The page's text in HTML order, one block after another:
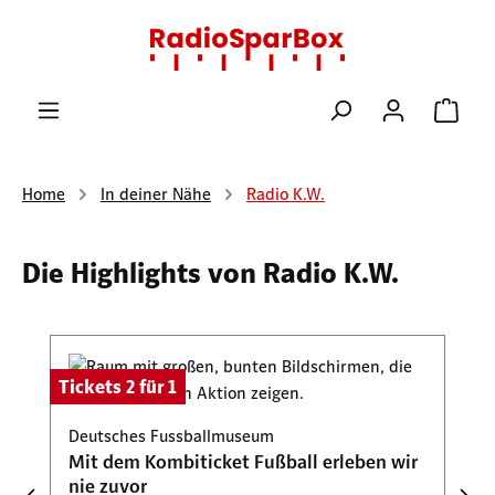
Zum Hauptinhalt springen
Home In deiner Nähe Radio K.W.
Die Highlights von Radio K.W.
Tickets 2 für 1
Deutsches Fussballmuseum
Mit dem Kombiticket Fußball erleben wir
nie zuvor